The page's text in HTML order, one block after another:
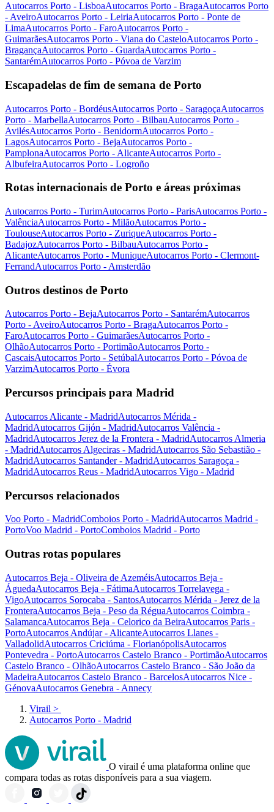
Autocarros Porto - LisboaAutocarros Porto - BragaAutocarros Porto
- AveiroAutocarros Porto - LeiriaAutocarros Porto - Ponte de
LimaAutocarros Porto - FaroAutocarros Porto -
GuimarãesAutocarros Porto - Viana do CasteloAutocarros Porto -
BragançaAutocarros Porto - GuardaAutocarros Porto -
SantarémAutocarros Porto - Póvoa de Varzim
Escapadelas de fim de semana de Porto
Autocarros Porto - BordéusAutocarros Porto - SaragoçaAutocarros
Porto - MarbellaAutocarros Porto - BilbauAutocarros Porto -
AvilésAutocarros Porto - BenidormAutocarros Porto -
LagosAutocarros Porto - BejaAutocarros Porto -
PamplonaAutocarros Porto - AlicanteAutocarros Porto -
AlbufeiraAutocarros Porto - Logroño
Rotas internacionais de Porto e áreas próximas
Autocarros Porto - TurimAutocarros Porto - ParisAutocarros Porto -
ValênciaAutocarros Porto - MilãoAutocarros Porto -
ToulouseAutocarros Porto - ZuriqueAutocarros Porto -
BadajozAutocarros Porto - BilbauAutocarros Porto -
AlicanteAutocarros Porto - MuniqueAutocarros Porto - Clermont-
FerrandAutocarros Porto - Amsterdão
Outros destinos de Porto
Autocarros Porto - BejaAutocarros Porto - SantarémAutocarros
Porto - AveiroAutocarros Porto - BragaAutocarros Porto -
FaroAutocarros Porto - GuimarãesAutocarros Porto -
OlhãoAutocarros Porto - PortimãoAutocarros Porto -
CascaisAutocarros Porto - SetúbalAutocarros Porto - Póvoa de
VarzimAutocarros Porto - Évora
Percursos principais para Madrid
Autocarros Alicante - MadridAutocarros Mérida -
MadridAutocarros Gijón - MadridAutocarros Valência -
MadridAutocarros Jerez de la Frontera - MadridAutocarros Almeria
- MadridAutocarros Algeciras - MadridAutocarros São Sebastião -
MadridAutocarros Santander - MadridAutocarros Saragoça -
MadridAutocarros Reus - MadridAutocarros Vigo - Madrid
Percursos relacionados
Voo Porto - MadridComboios Porto - MadridAutocarros Madrid -
PortoVoo Madrid - PortoComboios Madrid - Porto
Outras rotas populares
Autocarros Beja - Oliveira de AzeméisAutocarros Beja -
ÁguedaAutocarros Beja - FátimaAutocarros Torrelavega -
VigoAutocarros Sorocaba - SantosAutocarros Mérida - Jerez de la
FronteraAutocarros Beja - Peso da RéguaAutocarros Coimbra -
SalamancaAutocarros Beja - Celorico da BeiraAutocarros Paris -
PortoAutocarros Andújar - AlicanteAutocarros Llanes -
ValladolidAutocarros Criciúma - FlorianópolisAutocarros
Pontevedra - PortoAutocarros Castelo Branco - PortimãoAutocarros
Castelo Branco - OlhãoAutocarros Castelo Branco - São João da
MadeiraAutocarros Castelo Branco - BarcelosAutocarros Nice -
GénovaAutocarros Genebra - Annecy
Virail >
Autocarros Porto - Madrid
O virail é uma plataforma online que
compara todas as rotas disponíveis para a sua viagem.